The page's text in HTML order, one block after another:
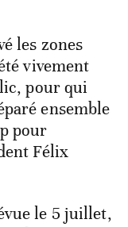
les zones
vivement
pour qui
ensemble
pour
Félix
le 5 juillet,